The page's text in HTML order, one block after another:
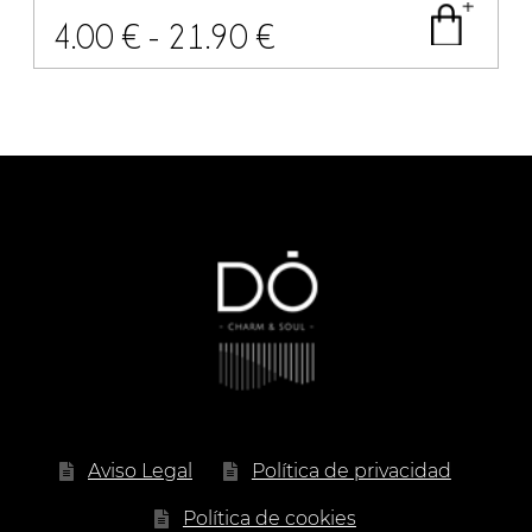
4.00€ - 21.90€Rango
precios:
4.00 €
hasta
21.90 €
Aviso Legal Política de privacidad
Política de cookies